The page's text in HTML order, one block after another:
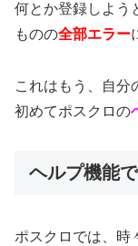
何とか登録しよう
ものの全部エラー
これはもう、自分
初めてポスクロの
ヘルプ機能
ポスクロでは、時